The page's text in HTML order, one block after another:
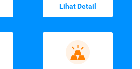
Lihat Detail